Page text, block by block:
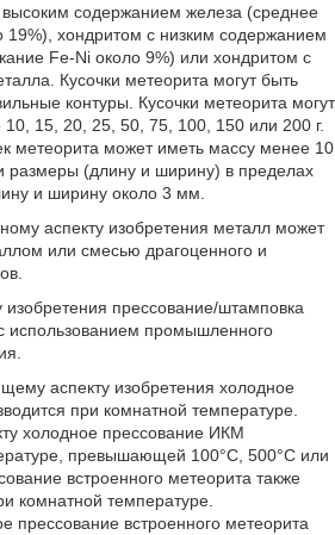
высоким содержанием железа (среднее
19%), хондритом с низким содержанием
Fe-Ni около 9%) или хондритом с
Кусочки метеорита могут быть
контуры. Кусочки метеорита могут
15, 20, 25, 50, 75, 100, 150 или 200 г.
метеорита может иметь массу менее 10
размеры (длину и ширину) в пределах
и ширину около 3 мм.
аспекту изобретения металл может
или смесью драгоценного и
изобретения прессование/штамповка
использованием промышленного
аспекту изобретения холодное
при комнатной температуре.
холодное прессование ИКМ
превышающей 100°С, 500°С или
встроенного метеорита также
комнатной температуре.
прессование встроенного метеорита